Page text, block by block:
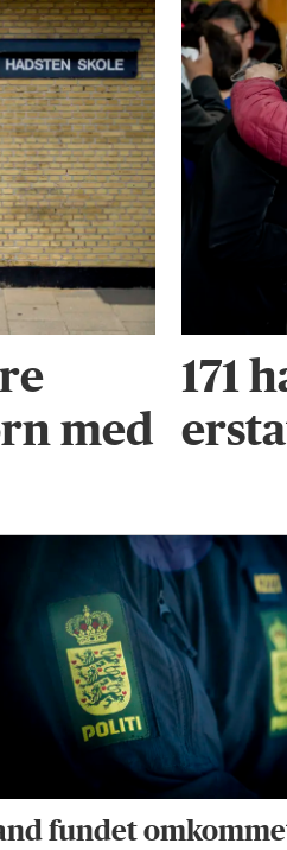
med
171
fundet